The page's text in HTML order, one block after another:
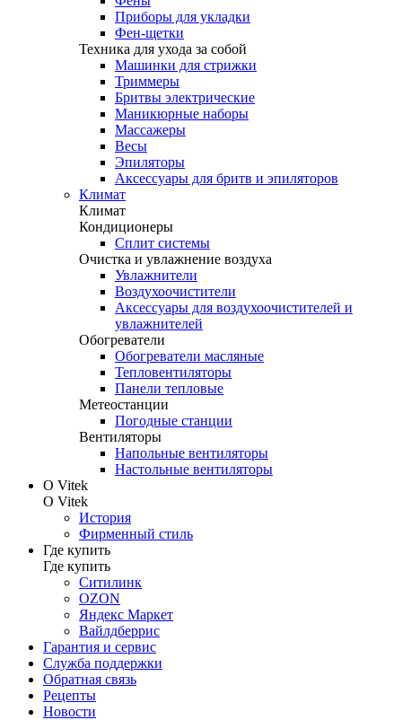
Приборы для укладки
Фен-щетки
Техника для ухода за собой
Машинки для стрижки
Триммеры
Бритвы электрические
Маникюрные наборы
Массажеры
Весы
Эпиляторы
Аксессуары для бритв и эпиляторов
Климат
Климат
Кондиционеры
Сплит системы
Очистка и увлажнение воздуха
Увлажнители
Воздухоочистители
Аксессуары для воздухоочистителей и
увлажнителей
Обогреватели
Обогреватели масляные
Тепловентиляторы
Панели тепловые
Метеостанции
Погодные станции
Вентиляторы
Напольные вентиляторы
Настольные вентиляторы
О Vitek
О Vitek
История
Фирменный стиль
Где купить
Где купить
Ситилинк
OZON
Яндекс Маркет
Вайлдберрис
Гарантия и сервис
Служба поддержки
Обратная связь
Рецепты
Новости